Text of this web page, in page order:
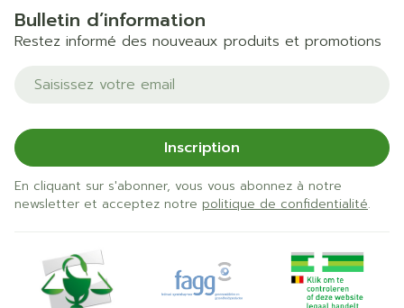
Bulletin d’information
Restez informé des nouveaux produits et promotions
Adresse mail
Inscription
En cliquant sur s'abonner, vous vous abonnez à notre
newsletter et acceptez notre politique de confidentialité.